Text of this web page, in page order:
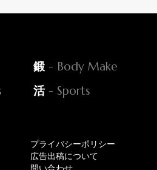
鍛 - Body Make
活- Sports
プライバシーポリシー
広告出稿について
問い合わせ